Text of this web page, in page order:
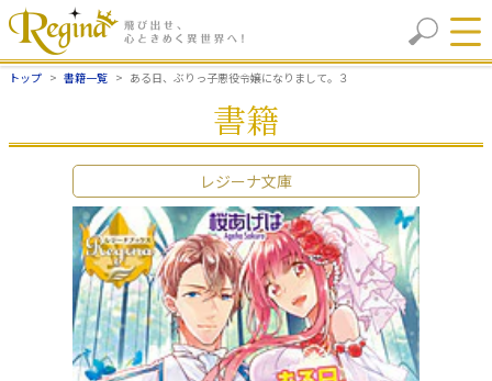
トップ 書籍一覧 ある日、ぶりっ子悪役令嬢になりまして。３
書籍
レジーナ文庫